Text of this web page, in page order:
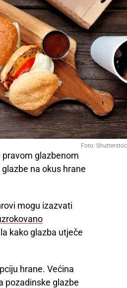
Foto:
glazbenom
na okus hrane
mogu izazvati
kako glazba utječe
hrane. Većina
pozadinske glazbe